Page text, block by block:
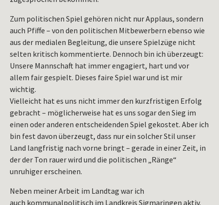
Zum politischen Spiel gehören nicht nur Applaus, sondern
auch Pfiffe – von den politischen Mitbewerbern ebenso wie
aus der medialen Begleitung, die unsere Spielzüge nicht
selten kritisch kommentierte. Dennoch bin ich überzeugt:
Unsere Mannschaft hat immer engagiert, hart und vor
allem fair gespielt. Dieses faire Spiel war und ist mir
wichtig.
Vielleicht hat es uns nicht immer den kurzfristigen Erfolg
gebracht – möglicherweise hat es uns sogar den Sieg im
einen oder anderen entscheidenden Spiel gekostet. Aber ich
bin fest davon überzeugt, dass nur ein solcher Stil unser
Land langfristig nach vorne bringt – gerade in einer Zeit, in
der der Ton rauer wird und die politischen „Ränge“
unruhiger erscheinen.
Neben meiner Arbeit im Landtag war ich
auch kommunalpolitisch im Landkreis Sigmaringen aktiv.